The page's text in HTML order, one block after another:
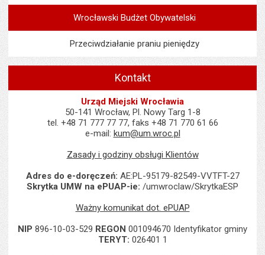
Wrocławski Budżet Obywatelski
Przeciwdziałanie praniu pieniędzy
Kontakt
Urząd Miejski Wrocławia
50-141 Wrocław, Pl. Nowy Targ 1-8
tel. +48 71 777 77 77, faks +48 71 770 61 66
e-mail: kum@um.wroc.pl
Zasady i godziny obsługi Klientów
Adres do e-doręczeń: AE:PL-95179-82549-VVTFT-27
Skrytka UMW na ePUAP-ie: /umwroclaw/SkrytkaESP
Ważny komunikat dot. ePUAP
NIP 896-10-03-529 REGON 001094670 Identyfikator gminy
TERYT: 026401 1